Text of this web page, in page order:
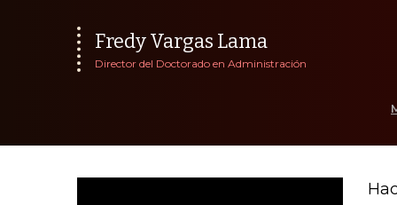
Fredy Vargas Lama
Director del Doctorado en Administración